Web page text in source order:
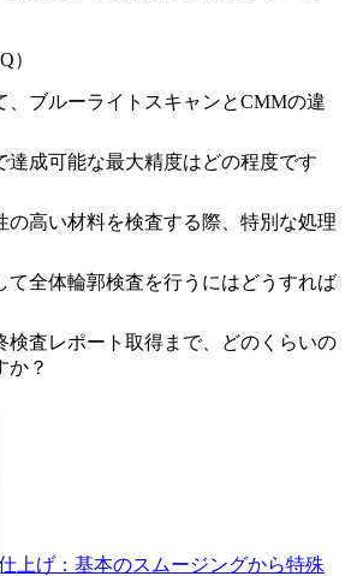
）
、ブルーライトスキャンとCMMの違
達成可能な最大精度はどの程度です
の高い材料を検査する際、特別な処理
て全体輪郭検査を行うにはどうすれば
検査レポート取得まで、どのくらいの
か？
上げ：基本のスムージングから特殊